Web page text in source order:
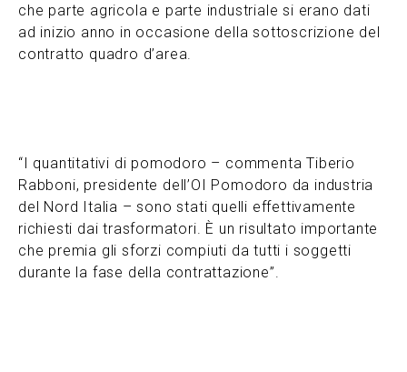
che parte agricola e parte industriale si erano dati
ad inizio anno in occasione della sottoscrizione del
contratto quadro d’area.
“I quantitativi di pomodoro – commenta Tiberio
Rabboni, presidente dell’OI Pomodoro da industria
del Nord Italia – sono stati quelli effettivamente
richiesti dai trasformatori. È un risultato importante
che premia gli sforzi compiuti da tutti i soggetti
durante la fase della contrattazione”.